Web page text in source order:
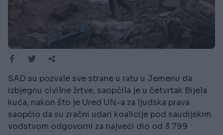
SAD su pozvale sve strane u ratu u Jemenu da
izbjegnu civilne žrtve, saopćila je u četvrtak Bijela
kuća, nakon što je Ured UN-a za ljudska prava
saopćio da su zračni udari koalicije pod saudijskim
vodstvom odgovorni za najveći dio od 3.799